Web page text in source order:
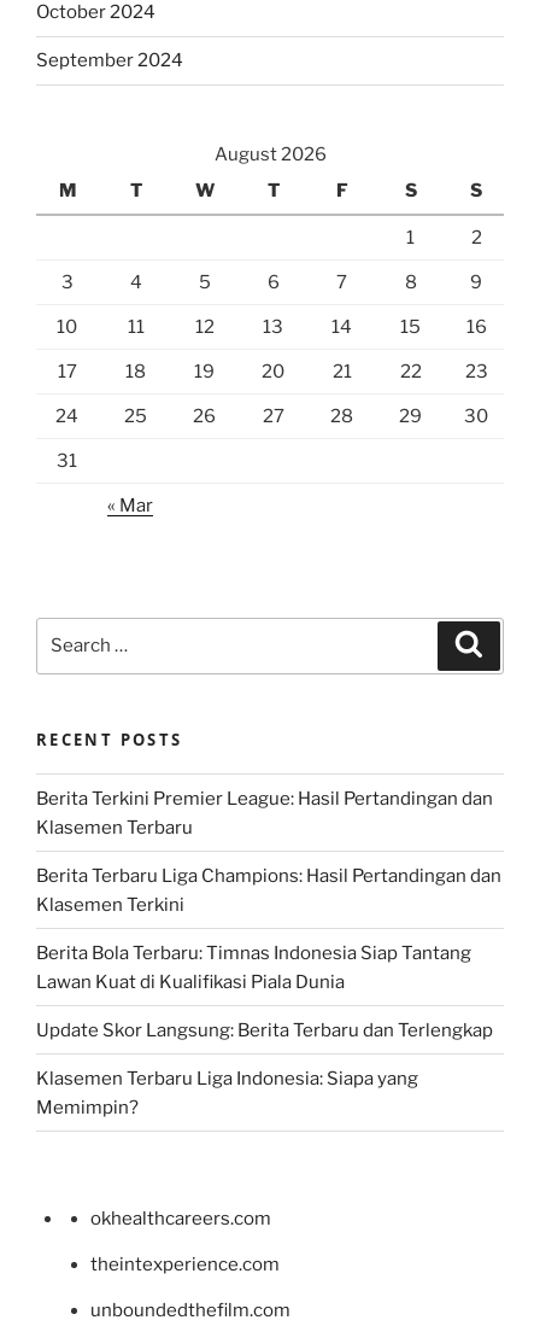
October 2024
September 2024
August 2026
M
T W T F S S
1 2
3 4 5 6 7 8 9
10 11 12 13 14 15 16
17 18 19 20 21 22 23
24 25 26 27 28 29 30
31
« Mar
RECENT POSTS
Berita Terkini Premier League: Hasil Pertandingan dan
Klasemen Terbaru
Berita Terbaru Liga Champions: Hasil Pertandingan dan
Klasemen Terkini
Berita Bola Terbaru: Timnas Indonesia Siap Tantang
Lawan Kuat di Kualifikasi Piala Dunia
Update Skor Langsung: Berita Terbaru dan Terlengkap
Klasemen Terbaru Liga Indonesia: Siapa yang
Memimpin?
okhealthcareers.com
theintexperience.com
unboundedthefilm.com